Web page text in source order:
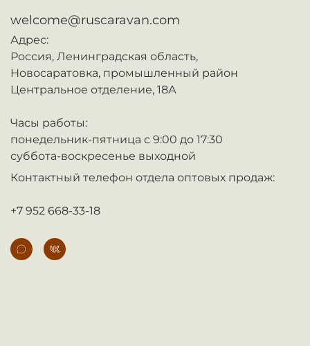
welcome@ruscaravan.com
Адрес:
Россия, Ленинградская область,
Новосаратовка, промышленный район
Центральное отделение, 18А
Часы работы:
понедельник-пятница с 9:00 до 17:30
суббота-воскресенье выходной
Контактный телефон отдела оптовых продаж:
+7 952 668-33-18